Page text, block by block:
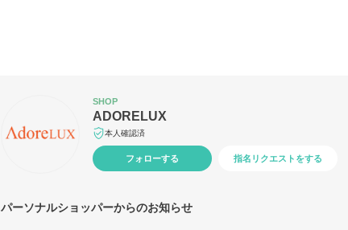
SHOP
ADORELUX
本人確認済
フォローする 指名リクエストをする
パーソナルショッパーからのお知らせ